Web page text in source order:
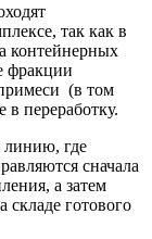
так как в
контейнерных
фракции
(в том
переработку.
линию, где
сначала
а затем
готового